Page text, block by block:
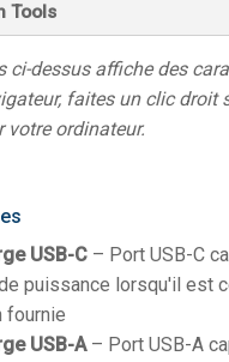
Tools
ci-dessus affiche des
faites un clic droit
votre ordinateur.
USB-C – Port USB-C
puissance lorsqu'il est
fournie
USB-A– Port USB-A